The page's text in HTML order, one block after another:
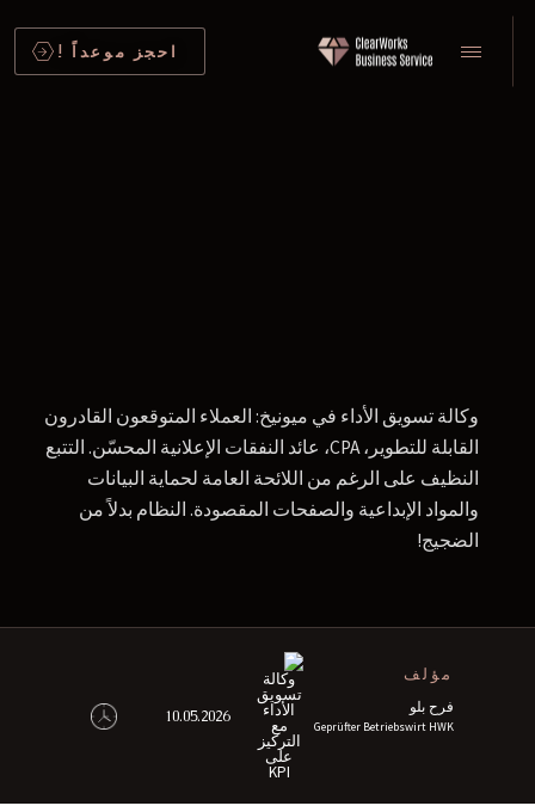
احجز موعداً !
وكالة تسويق الأداء في ميونيخ: العملاء المتوقعون القادرون
القابلة للتطوير، CPA، عائد النفقات الإعلانية المحسّن. التتبع
النظيف على الرغم من اللائحة العامة لحماية البيانات
والمواد الإبداعية والصفحات المقصودة. النظام بدلاً من
الضجيج!
مؤلف
فرح بلو
Geprüfter Betriebswirt HWK
10.05.2026